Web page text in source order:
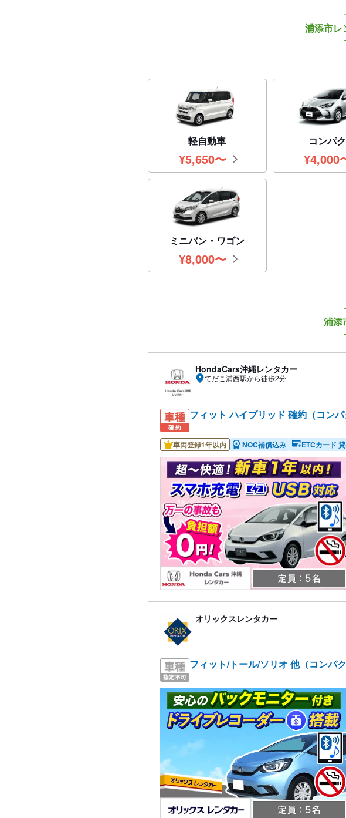
浦添市レ
軽自動車
¥5,650円
〜
コンパ
¥4,000
ミニバン・ワゴン
¥8,000円
〜
浦添
HondaCars沖縄レンタカー
てだこ浦西駅から徒歩2分
フィット ハイブリッド 確約（コンパ
車両登録1年以内 NOC補償込み ETCカード
オリックスレンタカー
フィット/トール/ソリオ 他（コンパク